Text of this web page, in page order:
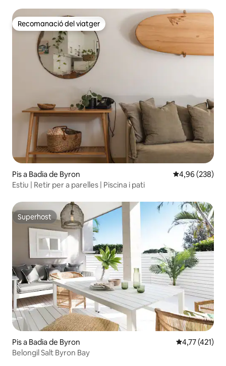
Recomanació del viatger
Recomanació del viatger
Pis a Badia de Byron 4,96 de
4,96 (238)
Estiu | Retir per a parelles | Piscina i pati
Superhost
Superhost
Pis a Badia de Byron 4,77 de
4,77 (421)
Belongil Salt Byron Bay